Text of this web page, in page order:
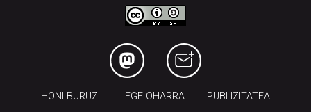
HONI BURUZ LEGE OHARRA PUBLIZITATEA